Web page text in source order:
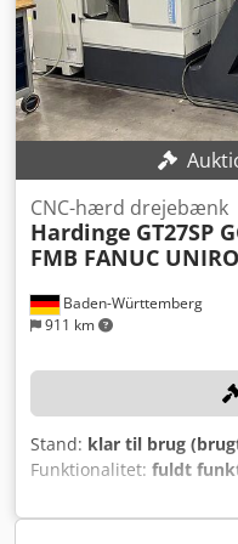
Delingsprocessen kan
maskinbord eller kobles
12.800 €
Baden-Württemberg
911 km
CNC-hærd drejebænk
Hardinge GT27SP
FMB FANUC
Stand: klar til brug
Funktionalitet: fuldt
,
på Z-aksen:286 mm,